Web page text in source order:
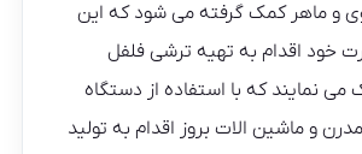
و ماهر کمک گرفته می شود که این
خود اقدام به تهیه ترشی فلفل
نمایند که با استفاده از دستگاه
و ماشین الات بروز اقدام به تولید